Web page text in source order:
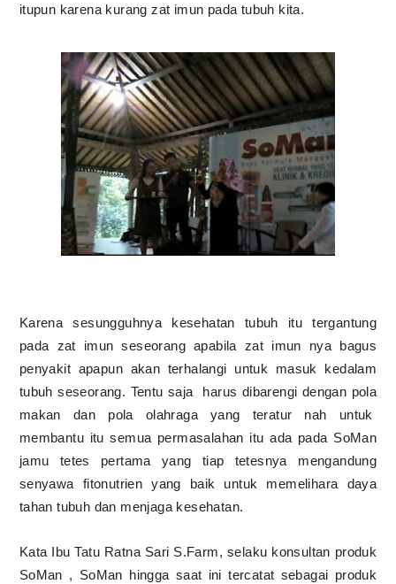
itupun karena kurang zat imun pada tubuh kita.
Karena sesungguhnya kesehatan tubuh itu tergantung
pada zat imun seseorang apabila zat imun nya bagus
penyakit apapun akan terhalangi untuk masuk kedalam
tubuh seseorang. Tentu saja
harus dibarengi dengan pola
makan dan pola olahraga yang teratur nah untuk
membantu itu semua permasalahan itu ada pada SoMan
jamu tetes pertama yang tiap tetesnya mengandung
senyawa fitonutrien yang baik untuk memelihara daya
tahan tubuh dan menjaga kesehatan.
Kata Ibu Tatu Ratna Sari S.Farm, selaku konsultan produk
SoMan , SoMan hingga saat ini tercatat sebagai produk